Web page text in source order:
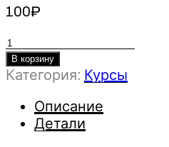
100₽
Количество
товара
Laravel
Angular.
Создание
В корзину
Категория: Курсы
Описание
Детали